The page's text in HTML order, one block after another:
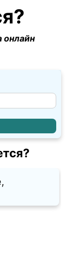
онлайн